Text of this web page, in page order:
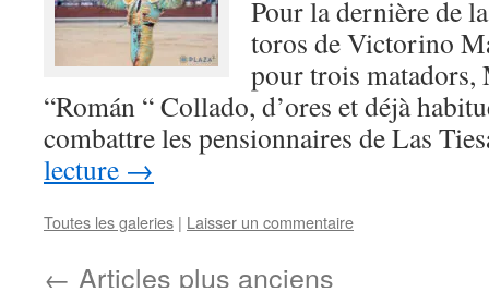
Pour la dernière de
toros de Victorino
pour trois matadors,
“Román “ Collado, d’ores et déjà
combattre les pensionnaires de Las
lecture →
Toutes les galeries | Laisser un commentaire
← Articles plus anciens